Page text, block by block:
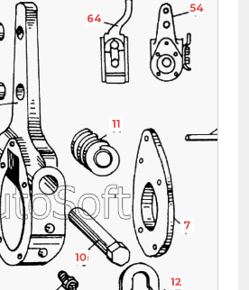
7
12
11
10
5434-
2
1
64221-3501136
5434-